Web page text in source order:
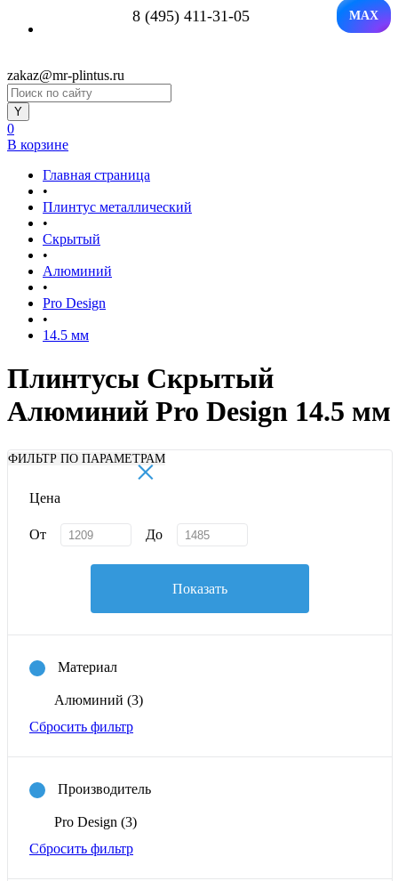
8 (495) 411-31-05 MAX
zakaz@mr-plintus.ru
0
В корзине
Главная страница
•
Плинтус металлический
•
Скрытый
•
Алюминий
•
Pro Design
•
14.5 мм
Плинтусы Скрытый
Алюминий Pro Design 14.5 мм
ФИЛЬТР ПО ПАРАМЕТРАМ
×
Цена
От До
Показать
Материал
Алюминий (3)
Сбросить фильтр
Производитель
Pro Design (3)
Сбросить фильтр